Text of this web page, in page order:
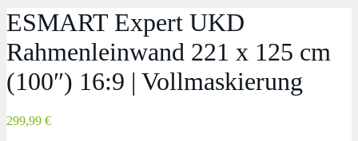
ESMART Expert UKD
Rahmenleinwand 221 x 125 cm
(100″) 16:9 | Vollmaskierung
299,99 €